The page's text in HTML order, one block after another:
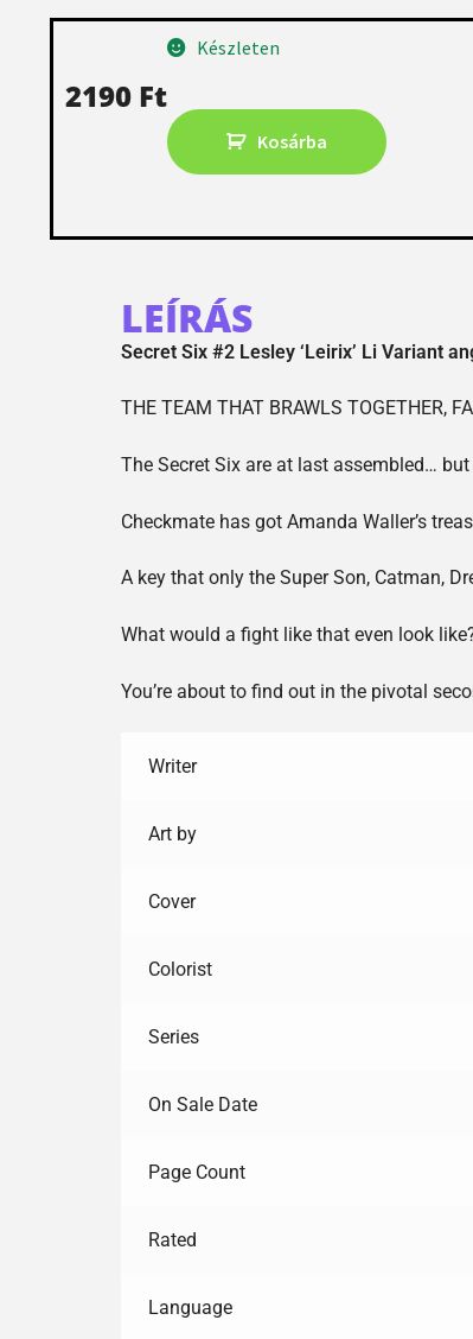
2190 Ft
Készleten
Kosárba
LEÍRÁS
Secret Six #2 Lesley ‘Leirix’ Li Variant
THE TEAM THAT BRAWLS TOGETHER,
The Secret Six are at last assembled…
Checkmate has got Amanda Waller’s
A key that only the Super Son, Catman,
What would a fight like that even look
You’re about to find out in the pivotal
Writer
Art by
Cover
Colorist
Series
On Sale Date
Page Count
Rated
Language